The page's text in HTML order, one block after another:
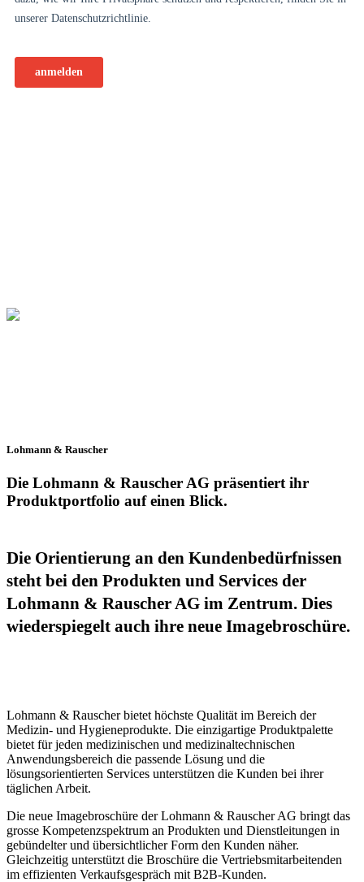
Lohmann & Rauscher
Die Lohmann & Rauscher AG präsentiert ihr
Produkt­portfolio auf einen Blick.
Die Orientierung an den Kundenbedürfnissen
steht bei den Produkten und Services der
Lohmann & Rauscher AG im Zentrum. Dies
wiederspiegelt auch ihre neue Imagebroschüre.
Lohmann & Rauscher bietet höchste Qualität im Bereich der
Medizin- und Hygieneprodukte. Die einzigartige Produktpalette
bietet für jeden medizinischen und medizinaltechnischen
Anwendungsbereich die passende Lösung und die
lösungsorientierten Services unterstützen die Kunden bei ihrer
täglichen Arbeit.
Die neue Imagebroschüre der Lohmann & Rauscher AG bringt das
grosse Kompetenzspektrum an Produkten und Dienstleitungen in
gebündelter und übersichtlicher Form den Kunden näher.
Gleichzeitig unterstützt die Broschüre die Vertriebsmitarbeitenden
im effizienten Verkaufsgespräch mit B2B-Kunden.